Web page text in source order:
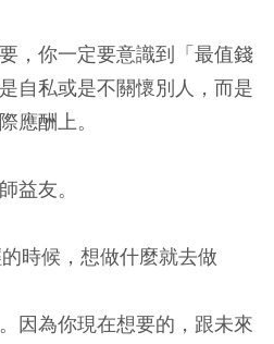
，你一定要意識到「最值錢
自私或是不關懷別人，而是
應酬上。
益友。
時候，想做什麼就去做
因為你現在想要的，跟未來